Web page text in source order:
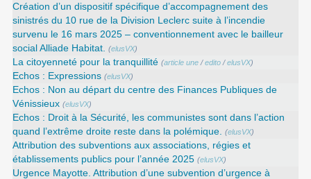
Création d’un dispositif spécifique d’accompagnement des
sinistrés du 10 rue de la Division Leclerc suite à l’incendie
survenu le 16 mars 2025 – conventionnement avec le bailleur
social Alliade Habitat.
(elusVX)
La citoyenneté pour la tranquillité (article une /edito /elusVX)
Echos : Expressions (elusVX)
Echos : Non au départ du centre des Finances Publiques de
Vénissieux (elusVX)
Echos : Droit à la Sécurité, les communistes sont dans l’action
quand l’extrême droite reste dans la polémique.
(elusVX)
Attribution des subventions aux associations, régies et
établissements publics pour l’année 2025 (elusVX)
Urgence Mayotte. Attribution d’une subvention d’urgence à